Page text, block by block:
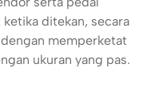
ditekan, secara
memperketat
ukuran yang pas.